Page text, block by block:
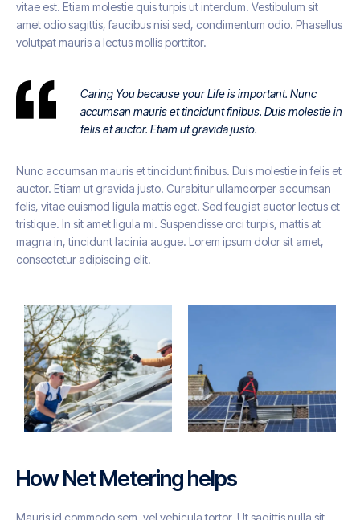
vitae est. Etiam molestie quis turpis ut interdum. Vestibulum sit
amet odio sagittis, faucibus nisi sed, condimentum odio. Phasellus
volutpat mauris a lectus mollis porttitor.
Caring You because your Life is important. Nunc
accumsan mauris et tincidunt finibus. Duis molestie in
felis et auctor. Etiam ut gravida justo.
Nunc accumsan mauris et tincidunt finibus. Duis molestie in felis et
auctor. Etiam ut gravida justo. Curabitur ullamcorper accumsan
felis, vitae euismod ligula mattis eget. Sed feugiat auctor lectus et
tristique. In sit amet ligula mi. Suspendisse orci turpis, mattis at
magna in, tincidunt lacinia augue. Lorem ipsum dolor sit amet,
consectetur adipiscing elit.
How Net Metering helps